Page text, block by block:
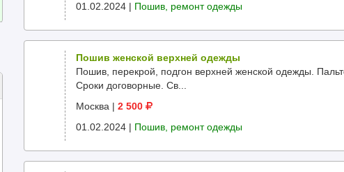
01.02.2024 | Пошив, ремонт одежды
Пошив женской верхней одежды
Пошив, перекрой, подгон верхней женской одежды.
Сроки договорные. Cв...
Москва | 2 500
01.02.2024 | Пошив, ремонт одежды